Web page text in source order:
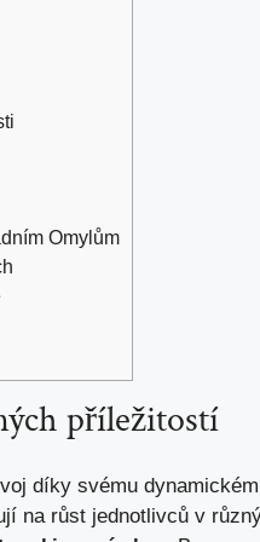
Omylům
příležitostí
díky svému
na růst jednotlivců v